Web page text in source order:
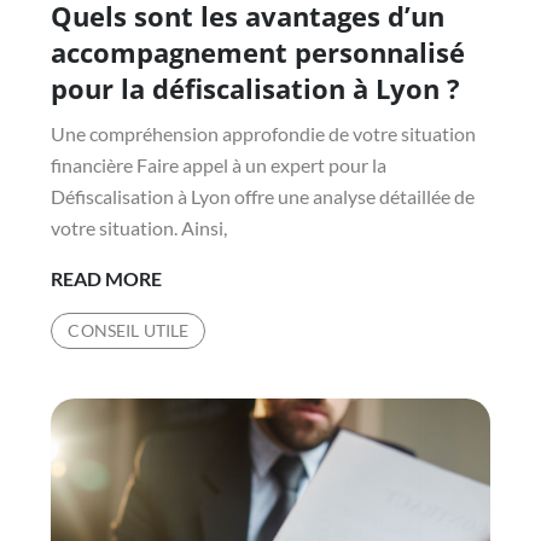
on
Quels sont les avantages d’un
accompagnement personnalisé
pour la défiscalisation à Lyon ?
Une compréhension approfondie de votre situation
financière Faire appel à un expert pour la
Défiscalisation à Lyon offre une analyse détaillée de
votre situation. Ainsi,
READ MOREQUELS
SONT
LES
D’UN
ACCOMPAGNEMENT
PERSONNALISÉ
CONSEIL UTILE